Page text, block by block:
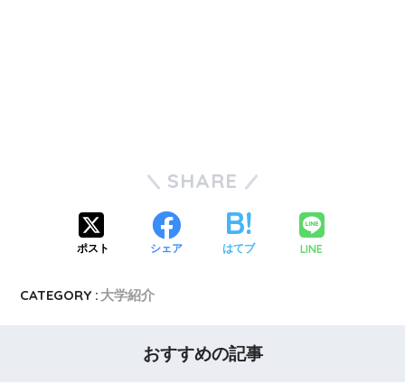
SHARE
ポスト シェア はてブ LINE
CATEGORY : 大学紹介
おすすめの記事